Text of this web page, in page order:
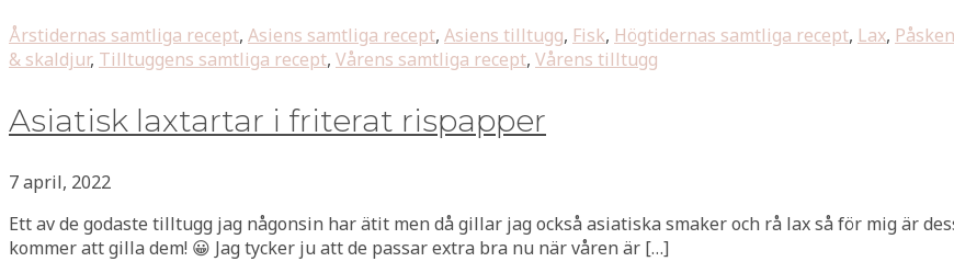
Årstidernas samtliga recept, Asiens samtliga recept, Asiens tilltugg, Fisk, Högtidernas samtliga recept, Lax,
& skaldjur, Tilltuggens samtliga recept, Vårens samtliga recept, Vårens tilltugg
Asiatisk laxtartar i friterat rispapper
7 april, 2022
Ett av de godaste tilltugg jag någonsin har ätit men då gillar jag också asiatiska smaker och rå lax så för mig är
kommer att gilla dem! 😀 Jag tycker ju att de passar extra bra nu när våren är […]